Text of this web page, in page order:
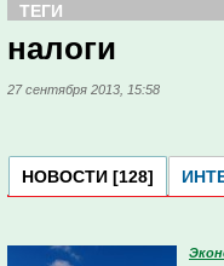
ТЕГИ
налоги
27 сентября 2013, 15:58
НОВОСТИ [128]